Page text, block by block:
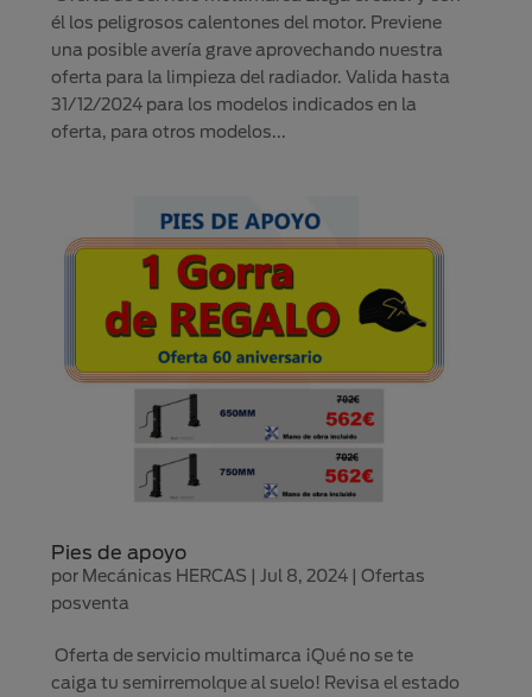
él los peligrosos calentones del motor. Previene
una posible avería grave aprovechando nuestra
oferta para la limpieza del radiador. Valida hasta
31/12/2024 para los modelos indicados en la
oferta, para otros modelos...
Pies de apoyo
por Mecánicas HERCAS |Jul 8, 2024 |Ofertas
posventa
Oferta de servicio multimarca ¡Qué no se te
caiga tu semirremolque al suelo! Revisa el estado